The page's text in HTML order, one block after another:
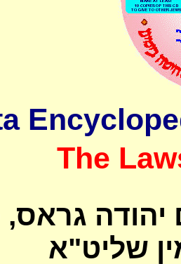
The
גראס,
שליט"א